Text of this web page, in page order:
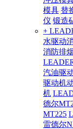
模具 替
仪 锻造
+
水驱动
消防排
汽油驱
驱动机
机
德尔
MT225
雷德尔